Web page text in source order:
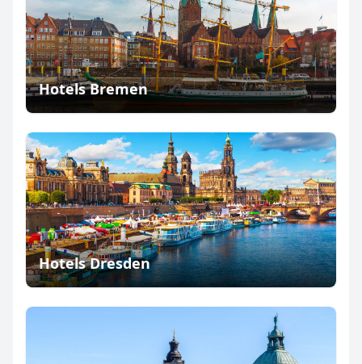
Hotels Bremen
Hotels Dresden